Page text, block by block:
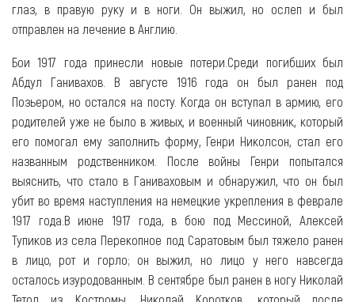
глаз, в правую руку и в ноги. Он выжил, но ослеп и был
отправлен на лечение в Англию.
Бои 1917 года принесли новые потери.Среди погибших был
Абдул Ганивахов. В августе 1916 года он был ранен под
Позьером, но остался на посту. Когда он вступал в армию, его
родителей уже не было в живых, и военный чиновник, который
его помогал ему заполнить форму, Генри Николсон, стал его
названным родственником. После войны Генри попытался
выяснить, что стало в Ганиваховым и обнаружил, что он был
убит во время наступления на немецкие укрепления в феврале
1917 года.В июне 1917 года, в бою под Мессиной, Алексей
Тупиков из села Перекопное под Саратовым был тяжело ранен
в лицо, рот и горло; он выжил, но лицо у него навсегда
осталось изуродованным. В сентябре был ранен в ногу Николай